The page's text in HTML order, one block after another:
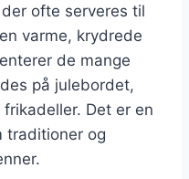
ofte serveres til
varme, krydrede
de mange
på julebordet,
Det er en
traditioner og